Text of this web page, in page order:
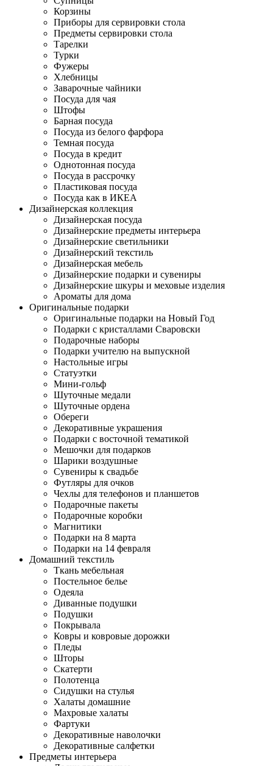
Корзины
Приборы для сервировки стола
Предметы сервировки стола
Тарелки
Турки
Фужеры
Хлебницы
Заварочные чайники
Посуда для чая
Штофы
Барная посуда
Посуда из белого фарфора
Темная посуда
Посуда в кредит
Однотонная посуда
Посуда в рассрочку
Пластиковая посуда
Посуда как в ИКЕА
Дизайнерская коллекция
Дизайнерская посуда
Дизайнерские предметы интерьера
Дизайнерские светильники
Дизайнерский текстиль
Дизайнерская мебель
Дизайнерские подарки и сувениры
Дизайнерские шкуры и меховые изделия
Ароматы для дома
Оригинальные подарки
Оригинальные подарки на Новый Год
Подарки с кристаллами Сваровски
Подарочные наборы
Подарки учителю на выпускной
Настольные игры
Статуэтки
Мини-гольф
Шуточные медали
Шуточные ордена
Обереги
Декоративные украшения
Подарки с восточной тематикой
Мешочки для подарков
Шарики воздушные
Сувениры к свадьбе
Футляры для очков
Чехлы для телефонов и планшетов
Подарочные пакеты
Подарочные коробки
Магнитики
Подарки на 8 марта
Подарки на 14 февраля
Домашний текстиль
Ткань мебельная
Постельное белье
Одеяла
Диванные подушки
Подушки
Покрывала
Ковры и ковровые дорожки
Пледы
Шторы
Скатерти
Полотенца
Сидушки на стулья
Халаты домашние
Махровые халаты
Фартуки
Декоративные наволочки
Декоративные салфетки
Предметы интерьера